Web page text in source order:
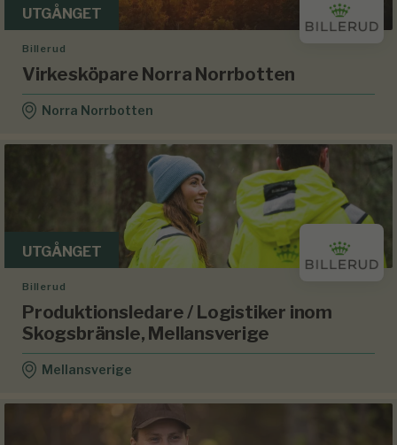
UTGÅNGET
Billerud
Virkesköpare Norra Norrbotten
Norra Norrbotten
UTGÅNGET
Billerud
Produktionsledare / Logistiker inom
Skogsbränsle, Mellansverige
Mellansverige